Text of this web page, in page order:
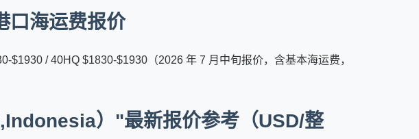
口海运费报价
/ 40HQ $1830-$1930（2026 年 7 月中旬报价，含基本海运费，
）"最新报价参考（USD/整